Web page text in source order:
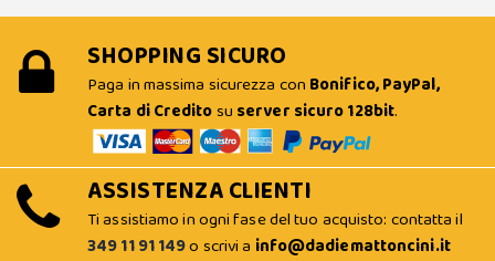
SHOPPING SICURO
Paga in massima sicurezza con Bonifico, PayPal,
Carta di Creditosu server sicuro 128bit.
ASSISTENZA CLIENTI
Ti assistiamo in ogni fase del tuo acquisto: contatta il
349 11 91 149o scrivi a info@dadiemattoncini.it